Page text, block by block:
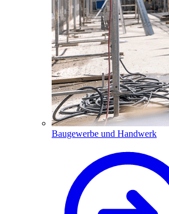
Baugewerbe und Handwerk